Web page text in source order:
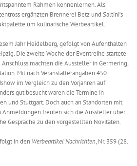
Rahmen kennenlernen. Als
ergänzten Brennerei Betz und Saltini’s
um kulinarische Werbeartikel.
Jahr Heidelberg, gefolgt von Aufenthalten
Die zweite Woche der Eventreihe startete
machten die Aussteller in Germering,
Mit nach Veranstalterangaben 450
im Vergleich zu den Vorjahren auf
gut besucht waren die Termine in
und Stuttgart. Doch auch an Standorten mit
freuten sich die Aussteller über
Gespräche zu den vorgestellten Novitäten.
in den Werbeartikel Nachrichten, Nr. 359 (28.